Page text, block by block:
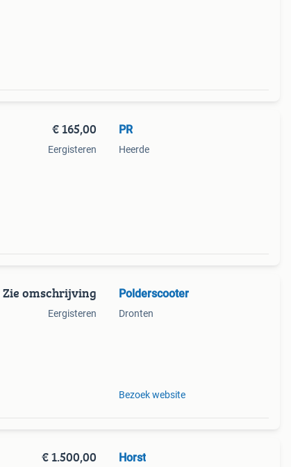
€ 165,00
Eergisteren
PR
Heerde
Zie omschrijving
Eergisteren
Polderscooter
Dronten
Bezoek website
€ 1.500,00 Horst